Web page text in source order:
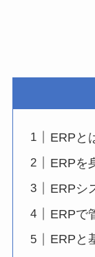
ERPと
ERPを
ERPシ
ERPで
ERPと